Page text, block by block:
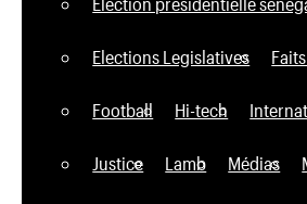
Elections Legislatives
Football Hi-tech
Justice Lamb Médias